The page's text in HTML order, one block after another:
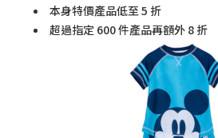
本身特價產品低至 5 折
超過指定 600 件產品再額外 8 折